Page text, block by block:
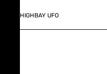
HIGHBAY UFO